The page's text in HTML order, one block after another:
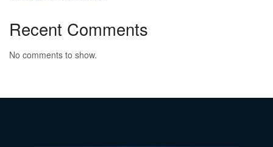
Recent Comments
No comments to show.